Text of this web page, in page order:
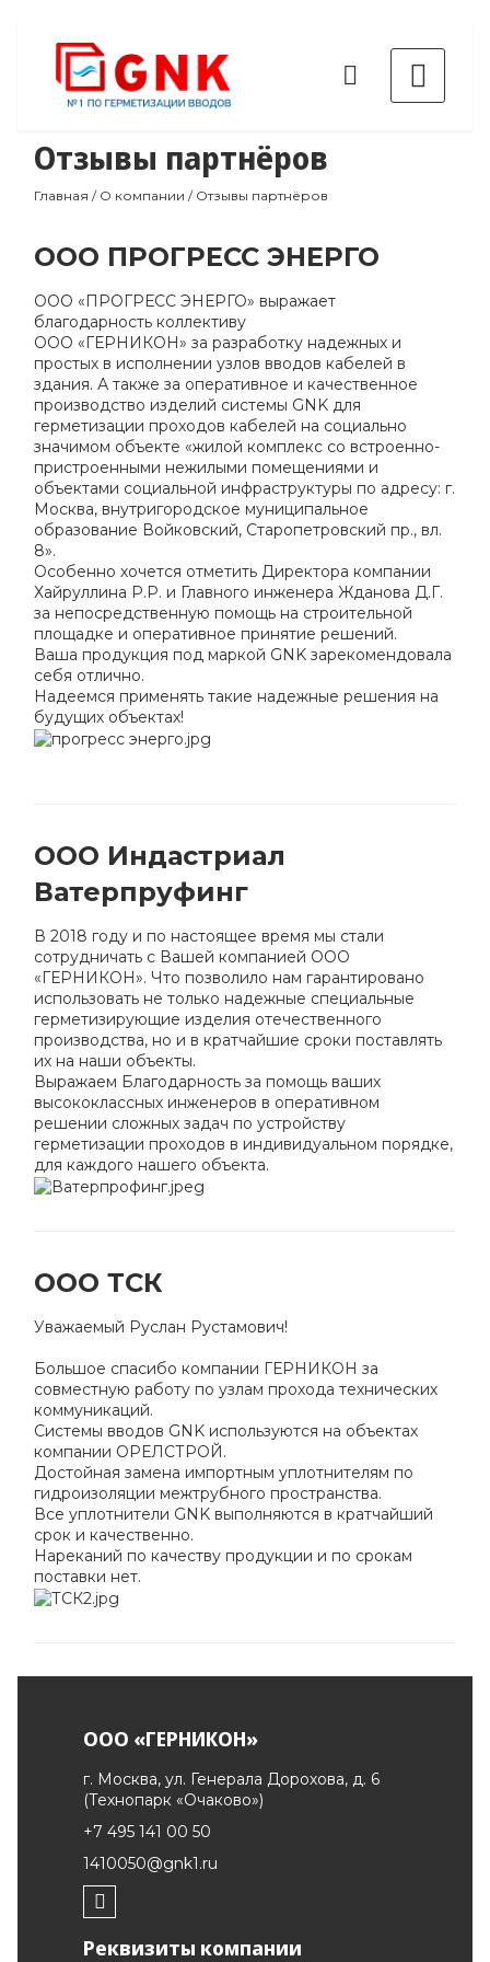
Отзывы партнёров
Главная / О компании / Отзывы партнёров
ООО ПРОГРЕСС ЭНЕРГО
ООО «ПРОГРЕСС ЭНЕРГО» выражает
благодарность коллективу
ООО «ГЕРНИКОН» за разработку надежных и
простых в исполнении узлов вводов кабелей в
здания. А также за оперативное и качественное
производство изделий системы GNK для
герметизации проходов кабелей на социально
значимом объекте «жилой комплекс со встроенно-
пристроенными нежилыми помещениями и
объектами социальной инфраструктуры по адресу: г.
Москва, внутригородское муниципальное
образование Войковский, Старопетровский пр., вл.
8».
Особенно хочется отметить Директора компании
Хайруллина Р.Р. и Главного инженера Жданова Д.Г.
за непосредственную помощь на строительной
площадке и оперативное принятие решений.
Ваша продукция под маркой GNK зарекомендовала
себя отлично.
Надеемся применять такие надежные решения на
будущих объектах!
ООО Индастриал
Ватерпруфинг
В 2018 году и по настоящее время мы стали
сотрудничать с Вашей компанией ООО
«ГЕРНИКОН». Что позволило нам гарантировано
использовать не только надежные специальные
герметизирующие изделия отечественного
производства, но и в кратчайшие сроки поставлять
их на наши объекты.
Выражаем Благодарность за помощь ваших
высококлассных инженеров в оперативном
решении сложных задач по устройству
герметизации проходов в индивидуальном порядке,
для каждого нашего объекта.
ООО ТСК
Уважаемый Руслан Рустамович!
Большое спасибо компании ГЕРНИКОН за
совместную работу по узлам прохода технических
коммуникаций.
Системы вводов GNK используются на объектах
компании ОРЕЛСТРОЙ.
Достойная замена импортным уплотнителям по
гидроизоляции межтрубного пространства.
Все уплотнители GNK выполняются в кратчайший
срок и качественно.
Нареканий по качеству продукции и по срокам
поставки нет.
ООО «ГЕРНИКОН»
г. Москва, ул. Генерала Дорохова, д. 6
(Технопарк «Очаково»)
+7 495 141 00 50
1410050@gnk1.ru
Реквизиты компании